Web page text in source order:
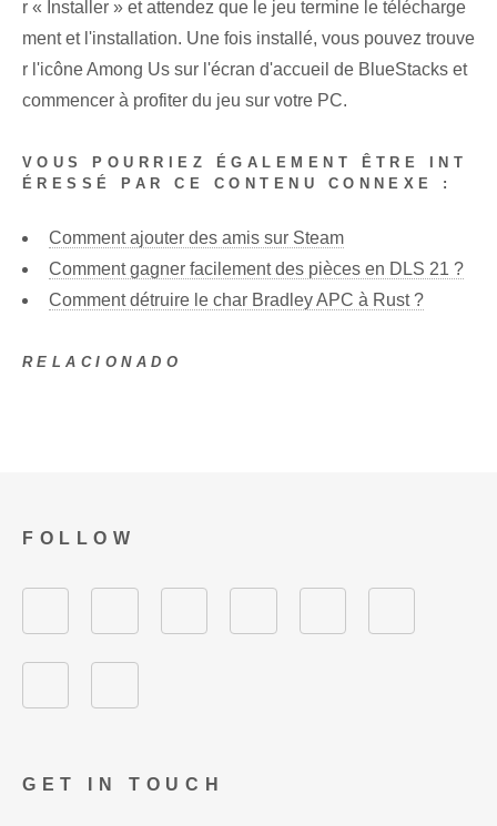
r « Installer » et attendez que le jeu termine le télécharge
ment et l'installation. Une fois installé, vous pouvez trouve
r l'icône Among Us sur l'écran d'accueil de BlueStacks et
commencer à profiter du jeu sur votre PC.
VOUS POURRIEZ ÉGALEMENT ÊTRE INT
ÉRESSÉ PAR CE CONTENU CONNEXE :
Comment ajouter des amis sur Steam
Comment gagner facilement des pièces en DLS 21 ?
Comment détruire le char Bradley APC à Rust ?
RELACIONADO
GET IN TOUCH
FOLLOW